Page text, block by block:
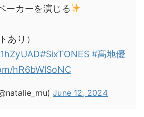
ーカーを演じる
あり）
#SixTONES #髙地優
hR6bWlSoNC
June 12, 2024